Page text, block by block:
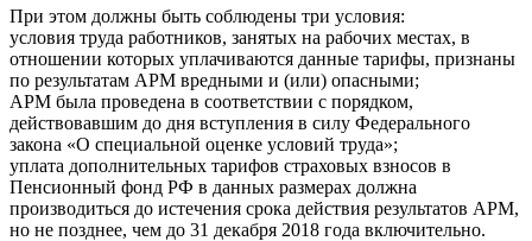
При этом должны быть соблюдены три условия:
условия труда работников, занятых на рабочих местах, в
отношении которых уплачиваются данные тарифы, признаны
по результатам АРМ вредными и (или) опасными;
АРМ была проведена в соответствии с порядком,
действовавшим до дня вступления в силу Федерального
закона «О специальной оценке условий труда»;
уплата дополнительных тарифов страховых взносов в
Пенсионный фонд РФ в данных размерах должна
производиться до истечения срока действия результатов АРМ,
но не позднее, чем до 31 декабря 2018 года включительно.